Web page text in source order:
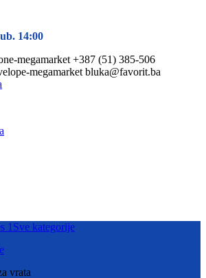
14:00
+387 (51) 385-506
bluka@favorit.ba
Sve kategorije